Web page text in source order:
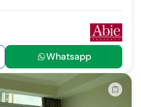
Whatsapp